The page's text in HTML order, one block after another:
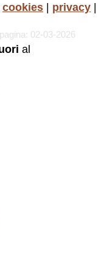
cookies| privacy |
02-03-2026
al